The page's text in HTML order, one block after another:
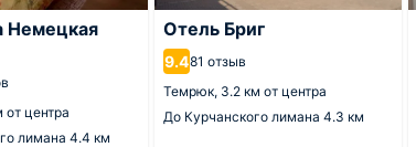
Немецкая
от центра
лимана 4.4 км
Отель Бриг
9.481 отзыв
Темрюк, 3.2 км от центра
До Курчанского лимана 4.3 км